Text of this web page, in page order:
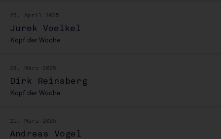
25. April 2025
Jurek Voelkel
Kopf der Woche
28. März 2025
Dirk Reinsberg
Kopf der Woche
21. März 2025
Andreas Vogel